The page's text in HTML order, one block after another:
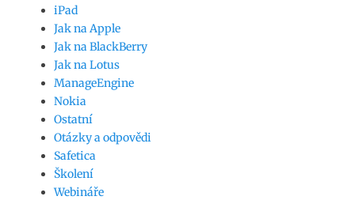
iPad
Jak na Apple
Jak na BlackBerry
Jak na Lotus
ManageEngine
Nokia
Ostatní
Otázky a odpovědi
Safetica
Školení
Webináře